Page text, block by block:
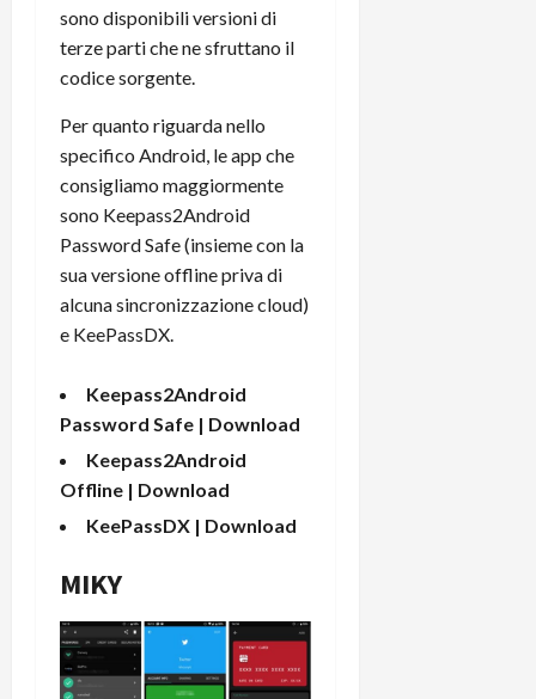
sono disponibili versioni di
terze parti che ne sfruttano il
codice sorgente.
Per quanto riguarda nello
specifico Android, le app che
consigliamo maggiormente
sono Keepass2Android
Password Safe (insieme con la
sua versione offline priva di
alcuna sincronizzazione cloud)
e KeePassDX.
Keepass2Android
Password Safe | Download
Keepass2Android
Offline | Download
KeePassDX | Download
MIKY